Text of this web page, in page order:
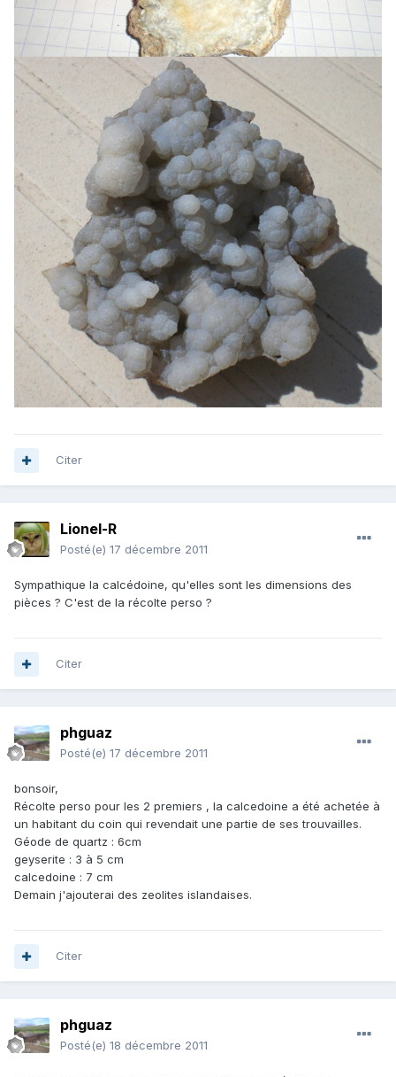
Citer
Lionel-R
Posté(e) 17 décembre 2011
Sympathique la calcédoine, qu'elles sont les dimensions des
pièces ? C'est de la récolte perso ?
Citer
phguaz
Posté(e) 17 décembre 2011
bonsoir,
Récolte perso pour les 2 premiers , la calcedoine a été achetée à
un habitant du coin qui revendait une partie de ses trouvailles.
Géode de quartz : 6cm
geyserite : 3 à 5 cm
calcedoine : 7 cm
Demain j'ajouterai des zeolites islandaises.
Citer
phguaz
Posté(e) 18 décembre 2011